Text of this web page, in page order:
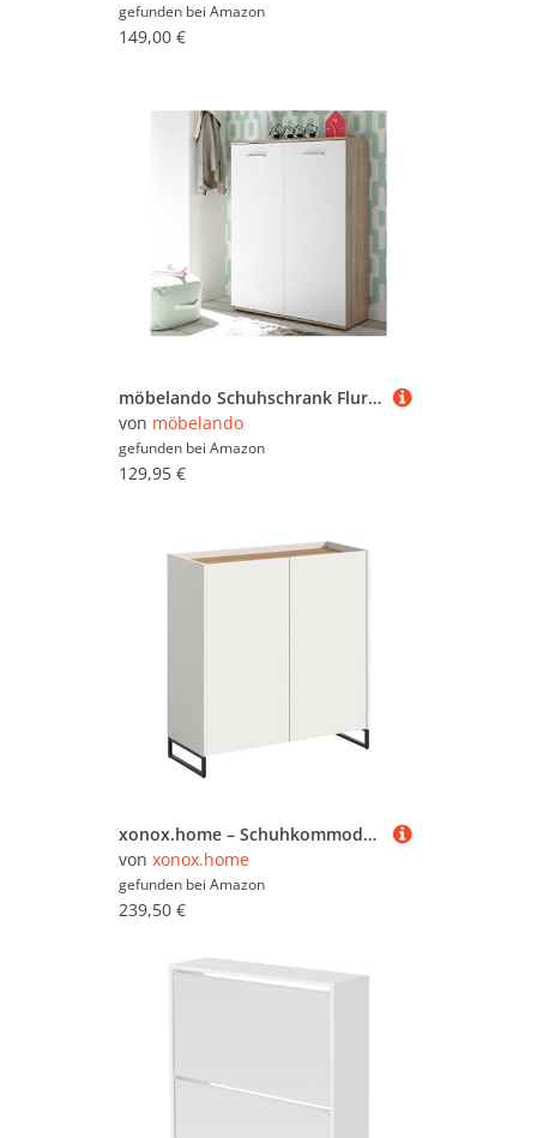
gefunden bei Amazon
149,00 €
möbelando Schuhschrank Flurschrank Schuhkommode Schuhständer Schuhregal Flur Mansfield I
von möbelando
gefunden bei Amazon
129,95 €
xonox.home – Schuhkommode Drive 90x97x38 cm in Weiß und Artisan Oak Nachbildung – Flurkommode mit Schublade & Türen – Moderner Schuhschrank für Diele & Eingangsbereich – kompakt & modern gestaltet
von xonox.home
gefunden bei Amazon
239,50 €